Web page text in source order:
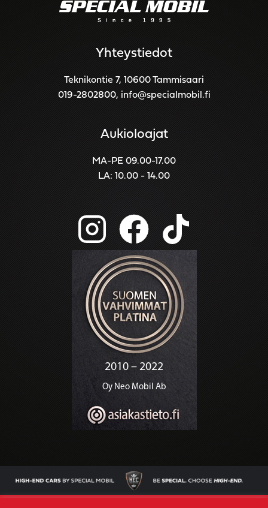
Yhteystiedot
Teknikontie 7, 10600 Tammisaari
019-2802800, info@specialmobil.fi
Aukioloajat
MA-PE 09.00-17.00
LA: 10.00 - 14.00